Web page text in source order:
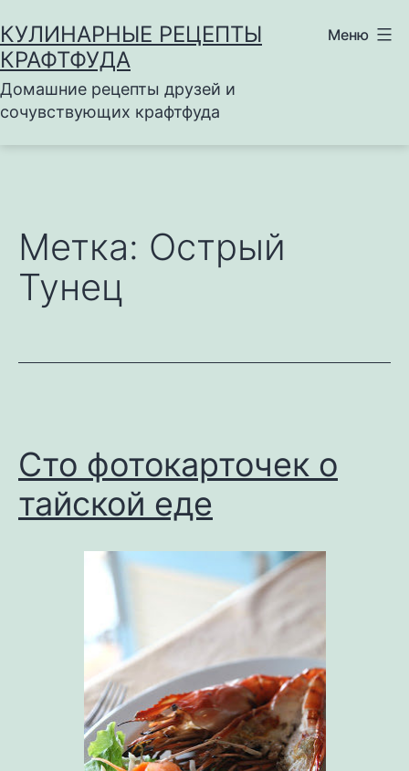
к
содержимому
КУЛИНАРНЫЕ РЕЦЕПТЫ
КРАФТФУДА
Домашние рецепты друзей и
сочувствующих крафтфуда
Меню
Метка: Острый
Тунец
Сто фотокарточек о
тайской еде